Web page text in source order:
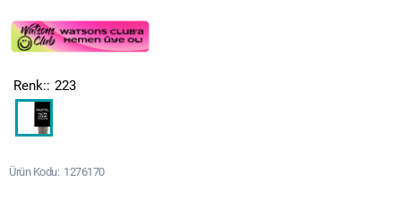
Ürün Kodu 1276170
Renk: 223